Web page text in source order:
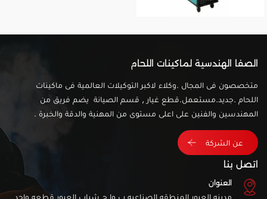
الصفا الهندسية لماكينات اللحام
متخصصون فى المجال .وكلاء لاكبر التوكيلات العالمية فى ماكينات
اللحام .جديد.مستعمل.قطع غيار , قسم الصيانة يضم فريق من
المهندسين والفنين على اعلى مستوى من المهنية والدقة والخبرة .
عن الشركة
اتصل بنا
العنوان